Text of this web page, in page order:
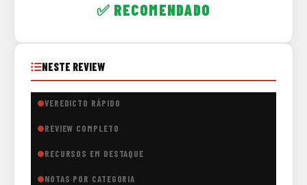
✅ RECOMENDADO
NESTE REVIEW
VEREDICTO RÁPIDO
REVIEW COMPLETO
RECURSOS EM DESTAQUE
NOTAS POR CATEGORIA